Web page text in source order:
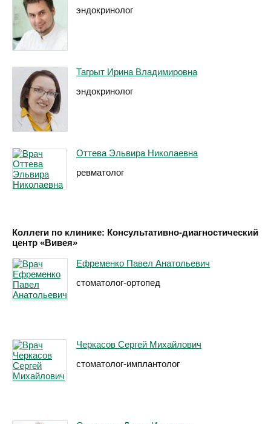
эндокринолог
Тагрыт Ирина Владимировна
эндокринолог
Оттева Эльвира Николаевна
ревматолог
Коллеги по клинике: Консультативно-диагностический
центр «Вивея»
Ефременко Павел Анатольевич
стоматолог-ортопед
Черкасов Сергей Михайлович
стоматолог-имплантолог